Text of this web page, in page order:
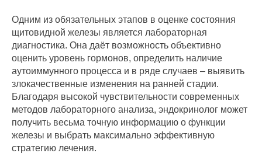
Одним из обязательных этапов в оценке состояния
щитовидной железы является лабораторная
диагностика. Она даёт возможность объективно
оценить уровень гормонов, определить наличие
аутоиммунного процесса и в ряде случаев – выявить
злокачественные изменения на ранней стадии.
Благодаря высокой чувствительности современных
методов лабораторного анализа, эндокринолог может
получить весьма точную информацию о функции
железы и выбрать максимально эффективную
стратегию лечения.